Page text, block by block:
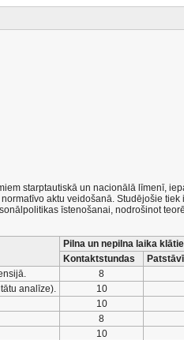
starptautiskā un nacionālā līmenī,
aktu veidošanā. Studējošie
īstenošanai, nodrošinot
Pilna un nepilna laika
Kontaktstundas
8
analīze).
10
10
8
10